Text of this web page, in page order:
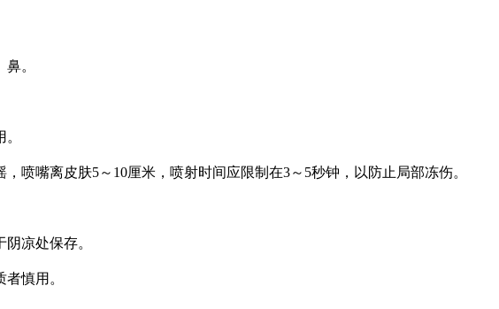
。
喷嘴离皮肤5～10厘米，喷射时间应限制在3～5秒钟，以防止局部冻伤。
凉处保存。
慎用。